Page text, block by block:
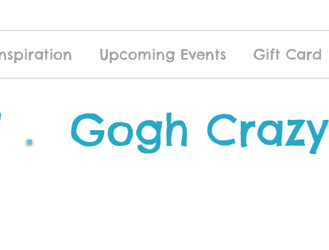
Upcoming Events Gift Card
Gogh Crazy